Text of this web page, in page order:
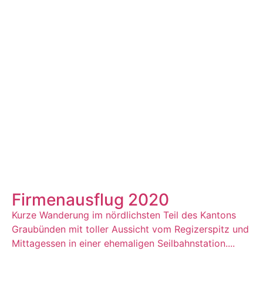
Firmenausflug 2020
Kurze Wanderung im nördlichsten Teil des Kantons
Graubünden mit toller Aussicht vom Regizerspitz und
Mittagessen in einer ehemaligen Seilbahnstation....